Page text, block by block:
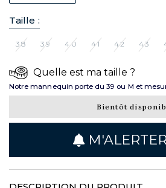
Taille :
38 39 40 41 42 43
Quelle est ma taille ?
Notre mannequin porte du 39 ou M et
Bientôt
M'ALERTER